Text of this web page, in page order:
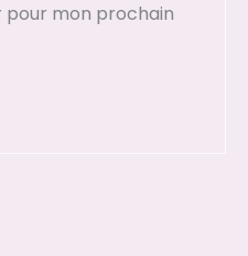
pour mon prochain